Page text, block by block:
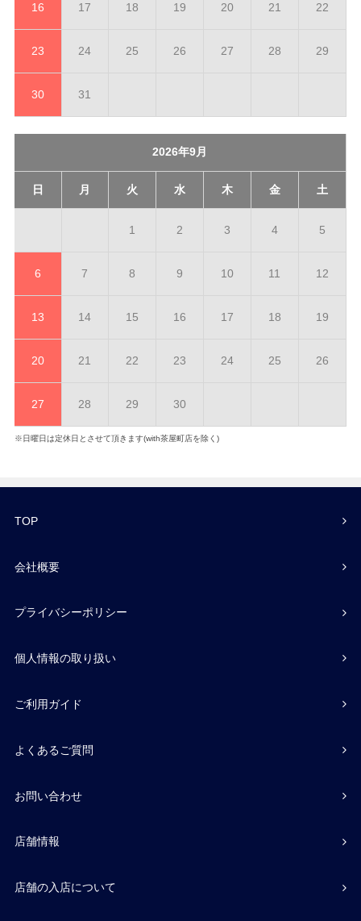
16 17 18 19 20 21 22
23 24 25 26 27 28 29
30 31
2026年9月
日 月 火 水 木 金 土
1 2 3 4 5
6 7 8 9 10 11 12
13 14 15 16 17 18 19
20 21 22 23 24 25 26
27 28 29 30
※日曜日は定休日とさせて頂きます(with茶屋町店を除く)
TOP
会社概要
プライバシーポリシー
個人情報の取り扱い
ご利用ガイド
よくあるご質問
お問い合わせ
店舗情報
店舗の入店について